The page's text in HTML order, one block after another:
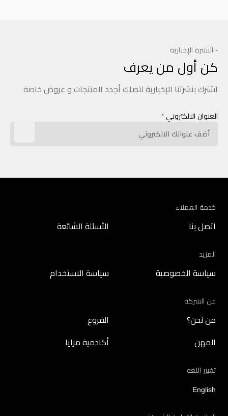
- النشرة الإخبارية
كن أول من يعرف
اشترك بنشرتنا الإخبارية لتصلك أجدد المنتجات و عروض خاصة
العنوان الالكتروني *
خدمة العملاء
اتصل بنا الأسئلة الشائعة
المزيد
سياسة الخصوصية سياسة الاستخدام
عن الشركة
من نحن؟ الفروع
المهن أكادمية مزايا
تغيير اللغه
English